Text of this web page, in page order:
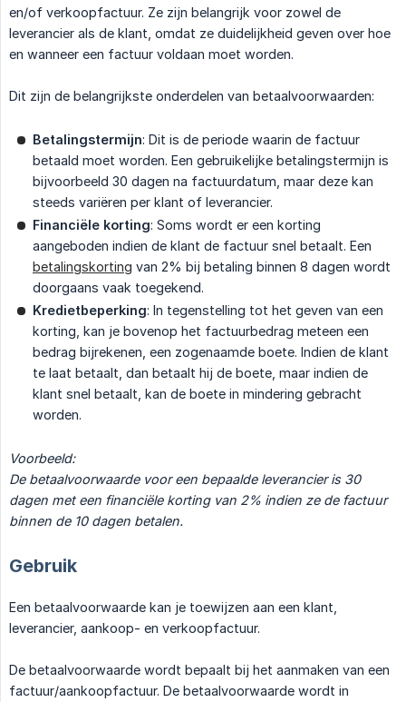
en/of verkoopfactuur. Ze zijn belangrijk voor zowel de
leverancier als de klant, omdat ze duidelijkheid geven over hoe
en wanneer een factuur voldaan moet worden.
Dit zijn de belangrijkste onderdelen van betaalvoorwaarden:
Betalingstermijn: Dit is de periode waarin de factuur
betaald moet worden. Een gebruikelijke betalingstermijn is
bijvoorbeeld 30 dagen na factuurdatum, maar deze kan
steeds variëren per klant of leverancier.
Financiële korting: Soms wordt er een korting
aangeboden indien de klant de factuur snel betaalt. Een
betalingskorting van 2% bij betaling binnen 8 dagen wordt
doorgaans vaak toegekend.
Kredietbeperking: In tegenstelling tot het geven van een
korting, kan je bovenop het factuurbedrag meteen een
bedrag bijrekenen, een zogenaamde boete. Indien de klant
te laat betaalt, dan betaalt hij de boete, maar indien de
klant snel betaalt, kan de boete in mindering gebracht
worden.
Voorbeeld:
De betaalvoorwaarde voor een bepaalde leverancier is 30
dagen met een financiële korting van 2% indien ze de factuur
binnen de 10 dagen betalen.
Gebruik
Een betaalvoorwaarde kan je toewijzen aan een klant,
leverancier, aankoop- en verkoopfactuur.
De betaalvoorwaarde wordt bepaalt bij het aanmaken van een
factuur/aankoopfactuur. De betaalvoorwaarde wordt in